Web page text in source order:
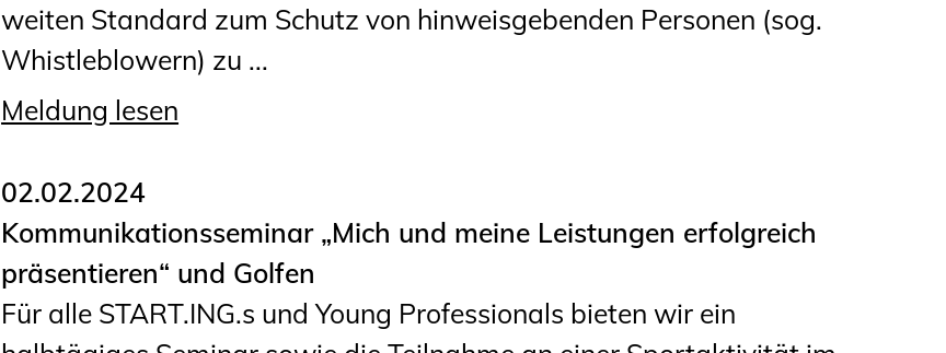
weiten Standard zum Schutz von hinweisgebenden Personen (sog.
Whistleblowern) zu ...
Meldung lesen
02.02.2024
Kommunikationsseminar „Mich und meine Leistungen erfolgreich
präsentieren“ und Golfen
Für alle START.ING.s und Young Professionals bieten wir ein